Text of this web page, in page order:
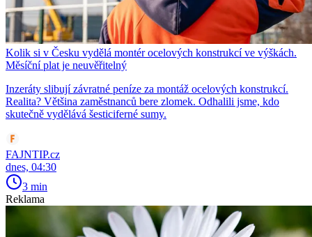
Kolik si v Česku vydělá montér ocelových konstrukcí ve výškách.
Měsíční plat je neuvěřitelný
Inzeráty slibují závratné peníze za montáž ocelových konstrukcí.
Realita? Většina zaměstnanců bere zlomek. Odhalili jsme, kdo
skutečně vydělává šesticiferné sumy.
FAJNTIP.cz
dnes, 04:30
3 min
Reklama